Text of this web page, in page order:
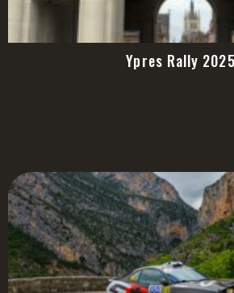
Ypres Rally 2025